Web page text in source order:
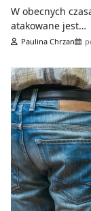
W obecnych
atakowane jest…
Paulina Chrzan